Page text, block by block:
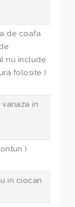
de coafa
nu include
folosite )
in
)
in ciocan